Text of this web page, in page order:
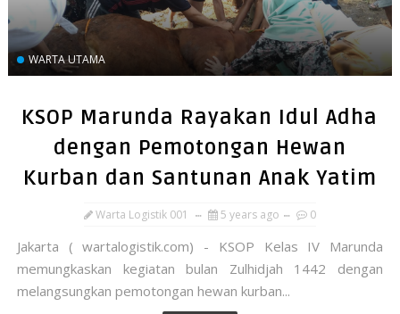
WARTA UTAMA
KSOP Marunda Rayakan Idul Adha
dengan Pemotongan Hewan
Kurban dan Santunan Anak Yatim
Warta Logistik 001 5 years ago 0
Jakarta ( wartalogistik.com) - KSOP Kelas IV Marunda
memungkaskan kegiatan bulan Zulhidjah 1442 dengan
melangsungkan pemotongan hewan kurban...